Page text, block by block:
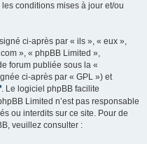
conditions mises à jour et/ou
ci-après par « ils », « eux »,
», « phpBB Limited »,
forum publiée sous la «
ci-après par « GPL ») et
. Le logiciel phpBB facilite
Limited n’est pas responsable
ou interdits sur ce site. Pour de
veuillez consulter :